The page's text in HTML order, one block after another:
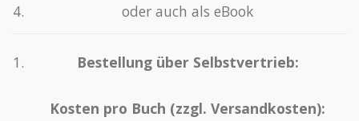
oder auch als eBook
Bestellung über Selbstvertrieb:
Kosten pro Buch (zzgl. Versandkosten):